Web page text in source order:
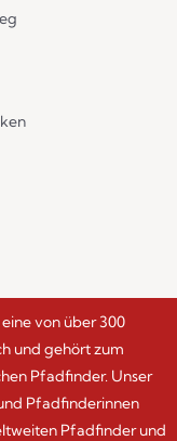
von über 300
und gehört zum
Pfadfinder. Unser
Pfadfinderinnen
Pfadfinder und